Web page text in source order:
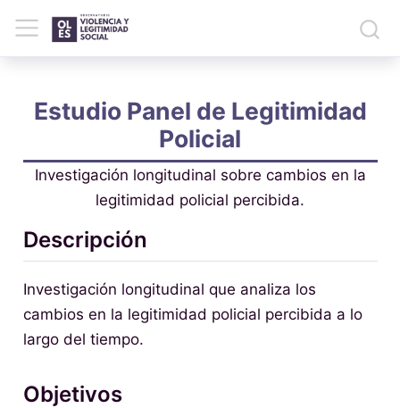
Estudio Panel de Legitimidad
Policial
Investigación longitudinal sobre cambios en la
legitimidad policial percibida.
Descripción
Investigación longitudinal que analiza los
cambios en la legitimidad policial percibida a lo
largo del tiempo.
Objetivos